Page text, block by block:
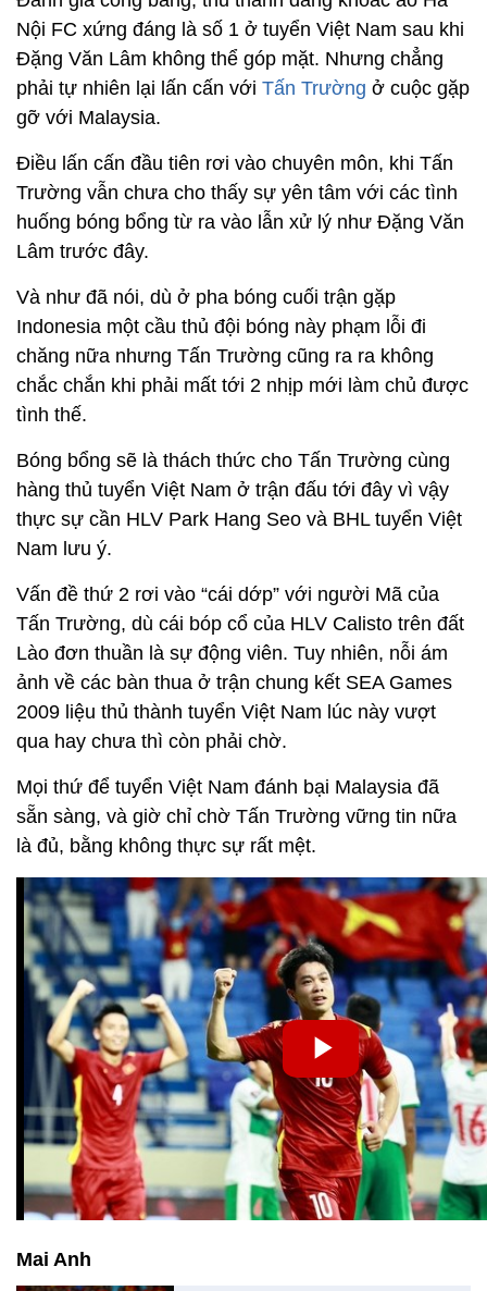
Nội FC xứng đáng là số 1 ở tuyển Việt Nam sau khi
Đặng Văn Lâm không thể góp mặt. Nhưng chẳng
phải tự nhiên lại lấn cấn với Tấn Trường ở cuộc gặp
gỡ với Malaysia.
Điều lấn cấn đầu tiên rơi vào chuyên môn, khi Tấn
Trường vẫn chưa cho thấy sự yên tâm với các tình
huống bóng bổng từ ra vào lẫn xử lý như Đặng Văn
Lâm trước đây.
Và như đã nói, dù ở pha bóng cuối trận gặp
Indonesia một cầu thủ đội bóng này phạm lỗi đi
chăng nữa nhưng Tấn Trường cũng ra ra không
chắc chắn khi phải mất tới 2 nhịp mới làm chủ được
tình thế.
Bóng bổng sẽ là thách thức cho Tấn Trường cùng
hàng thủ tuyển Việt Nam ở trận đấu tới đây vì vậy
thực sự cần HLV Park Hang Seo và BHL tuyển Việt
Nam lưu ý.
Vấn đề thứ 2 rơi vào “cái dớp” với người Mã của
Tấn Trường, dù cái bóp cổ của HLV Calisto trên đất
Lào đơn thuần là sự động viên. Tuy nhiên, nỗi ám
ảnh về các bàn thua ở trận chung kết SEA Games
2009 liệu thủ thành tuyển Việt Nam lúc này vượt
qua hay chưa thì còn phải chờ.
Mọi thứ để tuyển Việt Nam đánh bại Malaysia đã
sẵn sàng, và giờ chỉ chờ Tấn Trường vững tin nữa
là đủ, bằng không thực sự rất mệt.
Mai Anh